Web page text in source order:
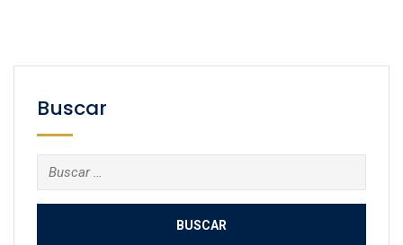
Buscar
Buscar: